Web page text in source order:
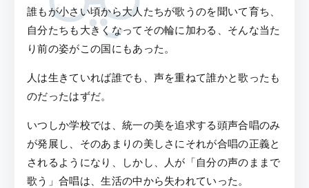
誰もが小さい頃から大人たちが歌うのを聞いて育ち、
自分たちも大きくなってその輪に加わる、そんな当た
り前の姿がこの国にもあった。
人は生きていれば誰でも、声を重ねて誰かと歌ったも
のだったはずだ。
いつしか学校では、統一の美を追求する頭声合唱のみ
が発展し、そのあまりの美しさにそれが合唱の正義と
されるようになり、しかし、人が「自分の声のままで
歌う」合唱は、生活の中から失われていった。